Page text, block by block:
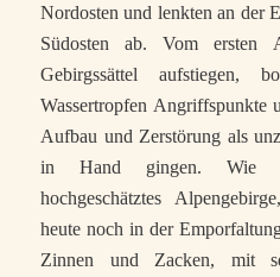
Nordosten und lenkten an der
Südosten ab. Vom ersten
Gebirgssättel aufstiegen,
Wassertropfen Angriffspunkte
Aufbau und Zerstörung als
in Hand gingen. Wie
hochgeschätztes
heute noch in der
Zinnen und Zacken, mit